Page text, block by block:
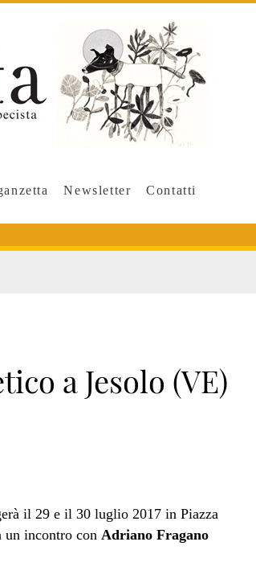
Newsletter Contatti
a Jesolo (VE)
il 29 e il 30 luglio 2017 in Piazza
un incontro con Adriano Fragano